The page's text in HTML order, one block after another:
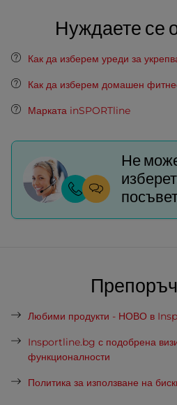
Нуждаете се
Как да изберем уреди за
Как да изберем домашен
Марката inSPORTline
Не
Любими продукти - НОВО в
Insportline.bg с подобрена
функционалности
Политика за използване на